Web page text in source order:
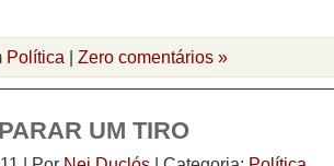
Política | Zero comentários »
UM TIRO